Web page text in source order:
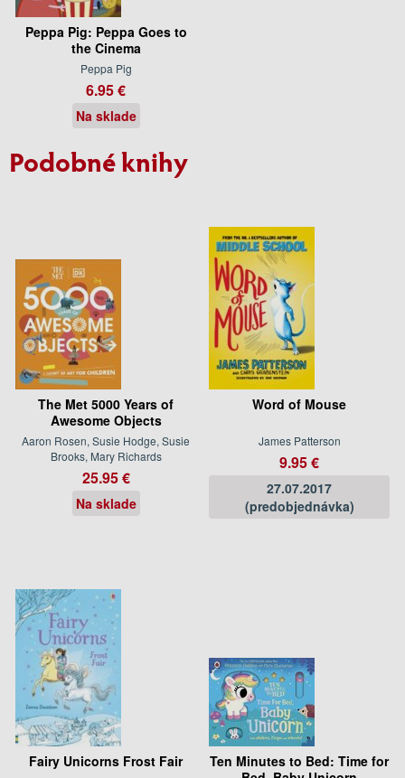
Peppa Pig: Peppa Goes to
the Cinema
Peppa Pig
6.95 €
Na sklade
Podobné knihy
The Met 5000 Years of
Awesome Objects
Aaron Rosen, Susie Hodge, Susie
Brooks, Mary Richards
25.95 €
Na sklade
Word of Mouse
James Patterson
9.95 €
27.07.2017
(predobjednávka)
Fairy Unicorns Frost Fair
Ten Minutes to Bed: Time for